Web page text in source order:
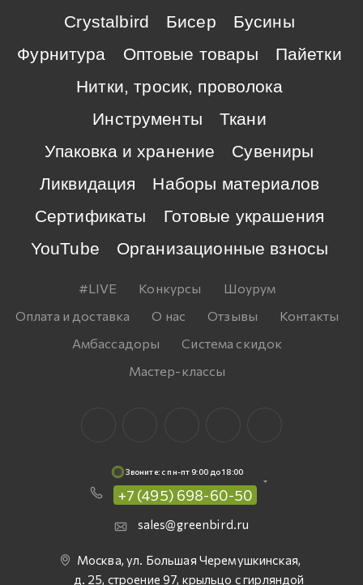
Crystalbird
Бисер
Бусины
Фурнитура
Оптовые товары
Пайетки
Нитки, тросик, проволока
Инструменты
Ткани
Упаковка и хранение
Сувениры
Ликвидация
Наборы материалов
Сертификаты
Готовые украшения
YouTube
Организационные взносы
#LIVE Конкурсы
Шоурум
Оплата и доставка
О нас Отзывы
Контакты
Амбассадоры
Система скидок
Мастер-классы
Звоните: c пн-пт 9:00 до 18:00
+7 (495) 698-60-50
sales@greenbird.ru
Москва, ул. Большая Черемушкинская,
д. 25, строение 97, крыльцо с гирляндой